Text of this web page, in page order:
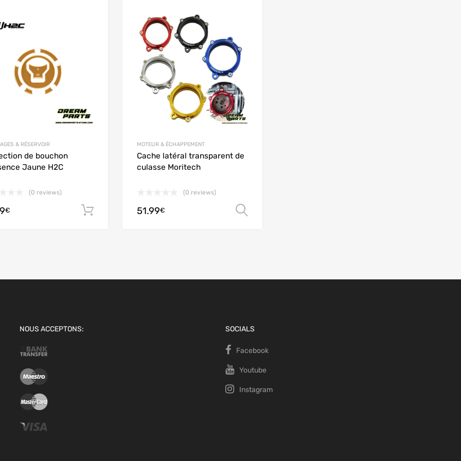
Add to Wishlist
Add to Compare
& RÉSERVOIR
de bouchon
Jaune H2C
(0 reviews)
€ Ajouter au panier
MOTEUR & ÉCHAPPEMENT
Cache latéral transparent de
culasse Moritech
(0 reviews)
51.99€
NOUS ACCEPTONS: SOCIALS
Facebook
Youtube
Instagram